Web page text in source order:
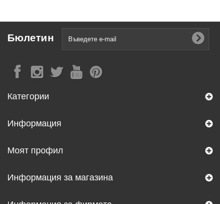
Бюлетин
Категории
Информация
Моят профил
Информация за магазина